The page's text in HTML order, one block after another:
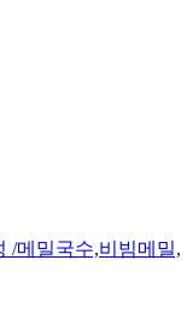
/메밀국수,비빔메밀,